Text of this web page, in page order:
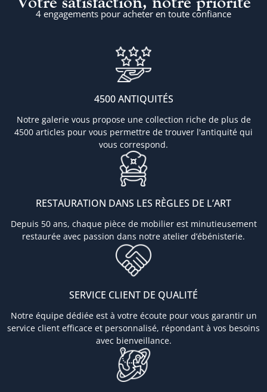
4 engagements pour acheter en toute confiance
4500 ANTIQUITÉS
Notre galerie vous propose une collection riche de plus de
4500 articles pour vous permettre de trouver l'antiquité qui
vous correspond.
RESTAURATION DANS LES RÈGLES DE L’ART
Depuis 50 ans, chaque pièce de mobilier est minutieusement
restaurée avec passion dans notre atelier d’ébénisterie.
SERVICE CLIENT DE QUALITÉ
Notre équipe dédiée est à votre écoute pour vous garantir un
service client efficace et personnalisé, répondant à vos besoins
avec bienveillance.